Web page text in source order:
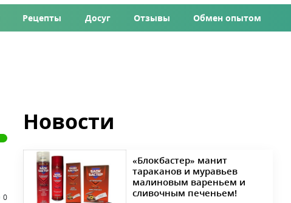
Рецепты Досуг Отзывы Обмен опытом
0
Новости
«Блокбастер» манит
тараканов и муравьев
малиновым вареньем и
сливочным печеньем!